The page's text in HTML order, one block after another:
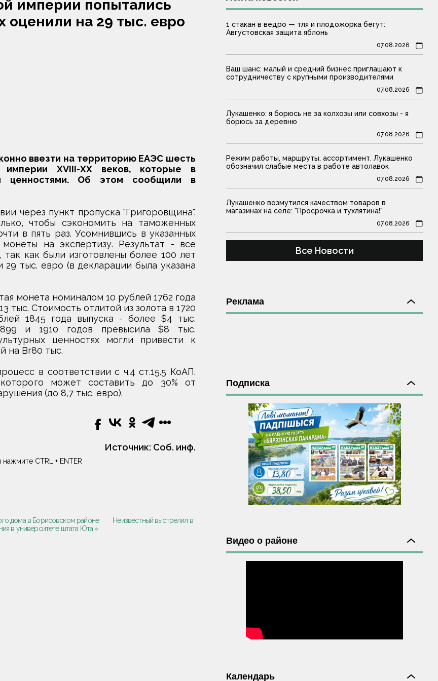
империи попытались
оценили на 29 тыс. евро
ввезти на территорию ЕАЭС шесть
XVIII-XX веков, которые в
ценностями. Об этом сообщили в
через пункт пропуска "Григоровщина".
чтобы сэкономить на таможенных
в пять раз. Усомнившись в указанных
на экспертизу. Результат - все
как были изготовлены более 100 лет
29 тыс. евро (в декларации была указана
монета номиналом 10 рублей 1762 года
тыс. Стоимость отлитой из золота в 1720
1845 года выпуска - более $4 тыс.
и 1910 годов превысила $8 тыс.
ценностях могли привести к
на Br80 тыс.
в соответствии c ч.4 ст.15.5 КоАП.
может составить до 30% от
(до 8,7 тыс. евро).
Источник: Соб. инф.
CTRL + ENTER
дома в Борисовском районе
Неизвестный выстрелил в
в университете штата Юта »
1 стакан в ведро — тля и плодожорка бегут:
Августовская защита яблонь
07.08.2026
Ваш шанс: малый и средний бизнес приглашают к
сотрудничеству с крупными производителями
07.08.2026
Лукашенко: я борюсь не за колхозы или совхозы - я
борюсь за деревню
07.08.2026
Режим работы, маршруты, ассортимент. Лукашенко
обозначил слабые места в работе автолавок
07.08.2026
Лукашенко возмутился качеством товаров в
магазинах на селе: "Просрочка и тухлятина!"
07.08.2026
Все Новости
Реклама
Подписка
Видео о районе
Календарь